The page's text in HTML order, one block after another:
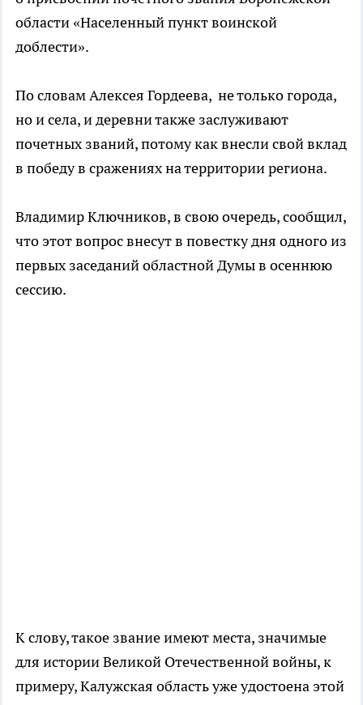
области «Населенный пункт воинской
доблести».
По словам Алексея Гордеева, не только города,
но и села, и деревни также заслуживают
почетных званий, потому как внесли свой вклад
в победу в сражениях на территории региона.
Владимир Ключников, в свою очередь, сообщил,
что этот вопрос внесут в повестку дня одного из
первых заседаний областной Думы в осеннюю
сессию.
К слову, такое звание имеют места, значимые
для истории Великой Отечественной войны, к
примеру, Калужская область уже удостоена этой